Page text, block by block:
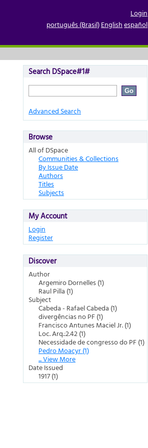
Login
português (Brasil)Englishespañol
Search DSpace#1#
Advanced Search
Browse
All of DSpace
Communities & Collections
By Issue Date
Authors
Titles
Subjects
My Account
Login
Register
Discover
Author
Argemiro Dornelles (1)
Raul Pilla (1)
Subject
Cabeda - Rafael Cabeda (1)
divergências no PF (1)
Francisco Antunes Maciel Jr. (1)
Loc. Arq.:2.42 (1)
Necessidade de congresso do PF (1)
Pedro Moacyr (1)
... View More
Date Issued
1917 (1)